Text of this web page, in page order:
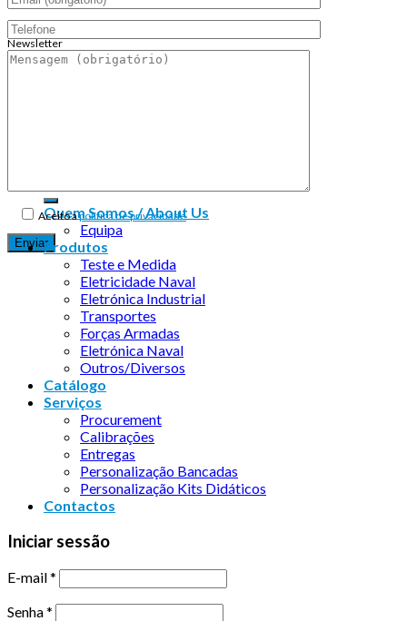
Aceito apolítica de privacidade
Newsletter
Endereço de email:
Quem Somos / About Us
Equipa
Produtos
Teste e Medida
Eletricidade Naval
Eletrónica Industrial
Transportes
Forças Armadas
Eletrónica Naval
Outros/Diversos
Catálogo
Serviços
Procurement
Calibrações
Entregas
Personalização Bancadas
Personalização Kits Didáticos
Contactos
Iniciar sessão
E-mail*
Senha*